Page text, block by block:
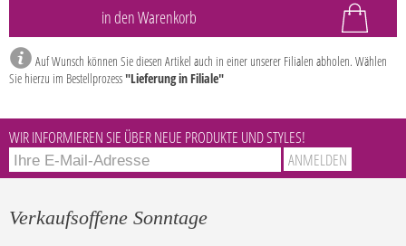
Auf Wunsch können Sie diesen Artikel auch in einer unserer Filialen abholen. Wählen
Sie hierzu im Bestellprozess"Lieferung in Filiale"
WIR INFORMIEREN SIE ÜBER NEUE PRODUKTE UND STYLES!
Verkaufsoffene Sonntage